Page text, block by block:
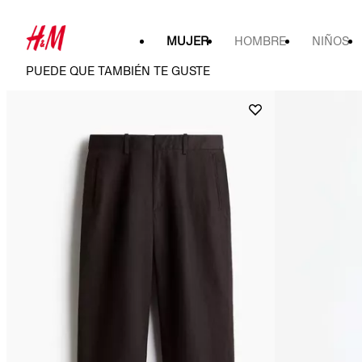
MUJER HOMBRE NIÑOS
PUEDE QUE TAMBIÉN TE GUSTE